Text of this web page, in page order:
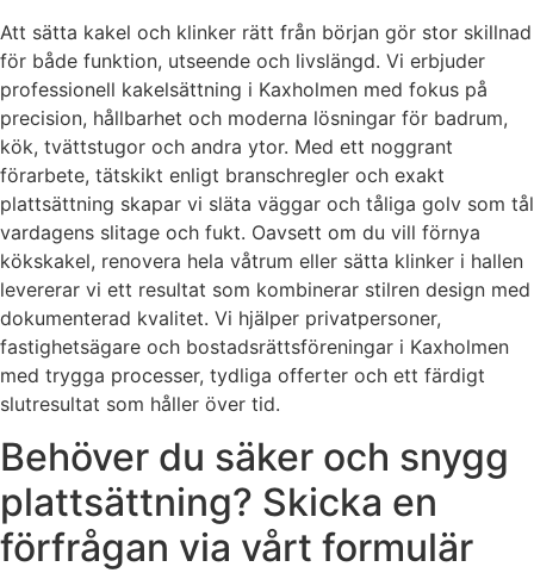
Att sätta kakel och klinker rätt från början gör stor skillnad
för både funktion, utseende och livslängd. Vi erbjuder
professionell kakelsättning i Kaxholmen med fokus på
precision, hållbarhet och moderna lösningar för badrum,
kök, tvättstugor och andra ytor. Med ett noggrant
förarbete, tätskikt enligt branschregler och exakt
plattsättning skapar vi släta väggar och tåliga golv som tål
vardagens slitage och fukt. Oavsett om du vill förnya
kökskakel, renovera hela våtrum eller sätta klinker i hallen
levererar vi ett resultat som kombinerar stilren design med
dokumenterad kvalitet. Vi hjälper privatpersoner,
fastighetsägare och bostadsrättsföreningar i Kaxholmen
med trygga processer, tydliga offerter och ett färdigt
slutresultat som håller över tid.
Behöver du säker och snygg
plattsättning? Skicka en
förfrågan via vårt formulär